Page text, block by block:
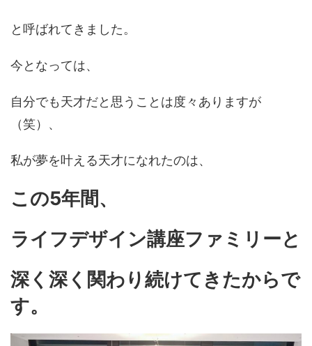
と呼ばれてきました。
今となっては、
自分でも天才だと思うことは度々ありますが
（笑）、
私が夢を叶える天才になれたのは、
この5年間、
ライフデザイン講座ファミリーと
深く深く関わり続けてきたからで
す。